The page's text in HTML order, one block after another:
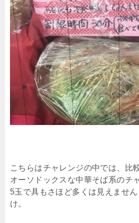
こちらはチャレンジの中では、比
オーソドックスな中華そば系のチ
5玉で具もさほど多くは見えませ
け。